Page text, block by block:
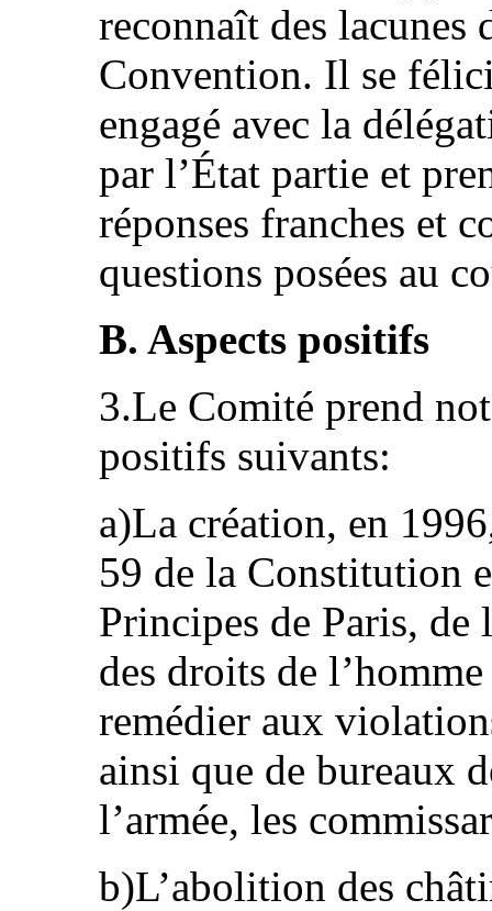
reconnaît des lacunes
Convention. Il se
engagé avec la
par l’État partie et
réponses franches et
questions posées au
B. Aspects positifs
3.Le Comité prend
positifs suivants:
a)La création, en
59 de la Constitution
Principes de Paris, de
des droits de
remédier aux
ainsi que de bureaux
l’armée, les
b)L’abolition des